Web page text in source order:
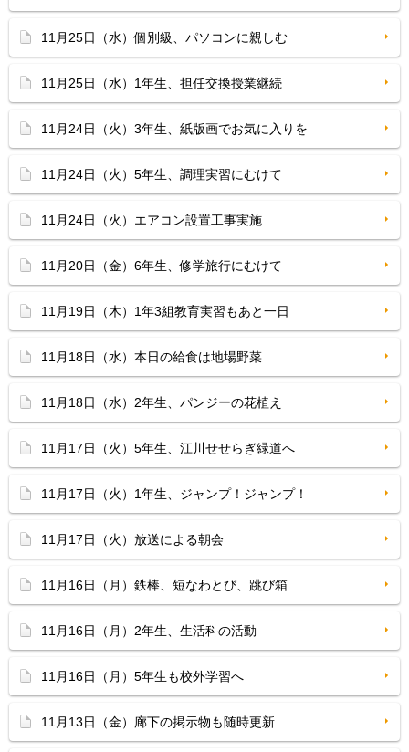
11月25日（水）個別級、パソコンに親しむ
11月25日（水）1年生、担任交換授業継続
11月24日（火）3年生、紙版画でお気に入りを
11月24日（火）5年生、調理実習にむけて
11月24日（火）エアコン設置工事実施
11月20日（金）6年生、修学旅行にむけて
11月19日（木）1年3組教育実習もあと一日
11月18日（水）本日の給食は地場野菜
11月18日（水）2年生、パンジーの花植え
11月17日（火）5年生、江川せせらぎ緑道へ
11月17日（火）1年生、ジャンプ！ジャンプ！
11月17日（火）放送による朝会
11月16日（月）鉄棒、短なわとび、跳び箱
11月16日（月）2年生、生活科の活動
11月16日（月）5年生も校外学習へ
11月13日（金）廊下の掲示物も随時更新